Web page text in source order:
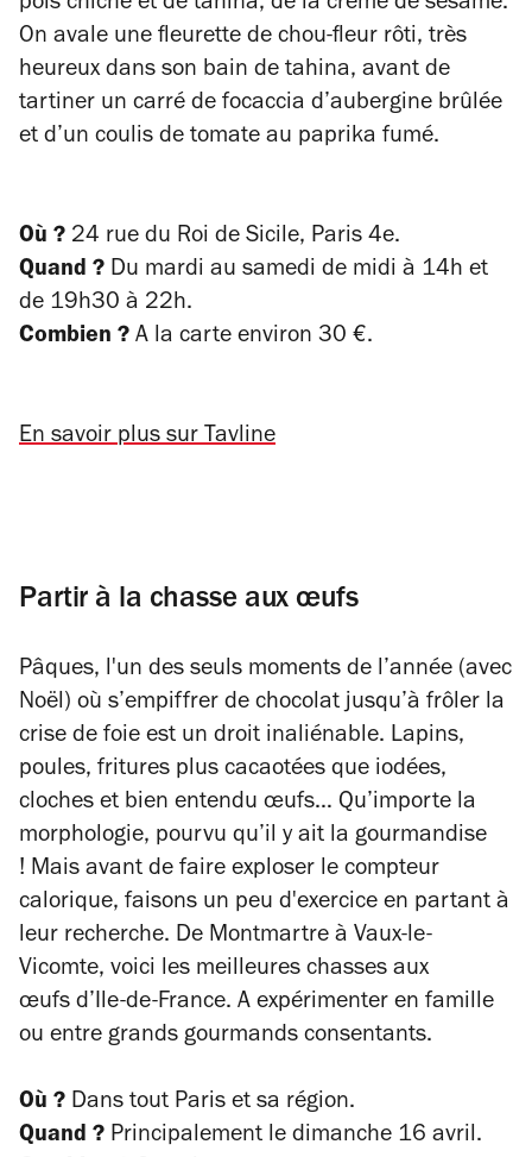
pois chiche et de tahina, de la crème de sésame.
On avale une fleurette de chou-fleur rôti, très
heureux dans son bain de tahina, avant de
tartiner un carré de focaccia d’aubergine brûlée
et d’un coulis de tomate au paprika fumé.
Où ? 24 rue du Roi de Sicile, Paris 4e.
Quand ? Du mardi au samedi de midi à 14h et
de 19h30 à 22h.
Combien ? A la carte environ 30 €.
En savoir plus sur Tavline
Partir à la chasse aux œufs
Pâques, l'un des seuls moments de l’année (avec
Noël) où s’empiffrer de chocolat jusqu’à frôler la
crise de foie est un droit inaliénable. Lapins,
poules, fritures plus cacaotées que iodées,
cloches et bien entendu œufs… Qu’importe la
morphologie, pourvu qu’il y ait la gourmandise
! Mais avant de faire exploser le compteur
calorique, faisons un peu d'exercice en partant à
leur recherche. De Montmartre à Vaux-le-
Vicomte, voici les meilleures chasses aux
œufs d’Ile-de-France. A expérimenter en famille
ou entre grands gourmands consentants.
Où ? Dans tout Paris et sa région.
Quand ? Principalement le dimanche 16 avril.